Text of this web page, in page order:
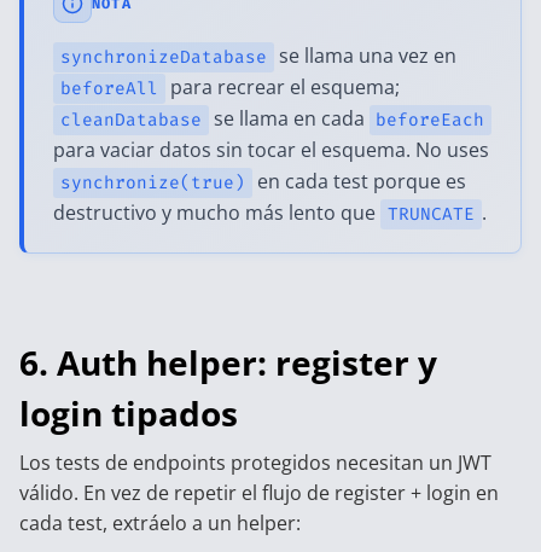
synchronizeDatabase se llama una vez en
beforeAll para recrear el esquema;
cleanDatabase se llama en cada beforeEach
para vaciar datos sin tocar el esquema. No uses
synchronize(true)
en cada test porque es
destructivo y mucho más lento que TRUNCATE .
6. Auth helper: register y
login tipados
Los tests de endpoints protegidos necesitan un JWT
válido. En vez de repetir el flujo de register + login en
cada test, extráelo a un helper: